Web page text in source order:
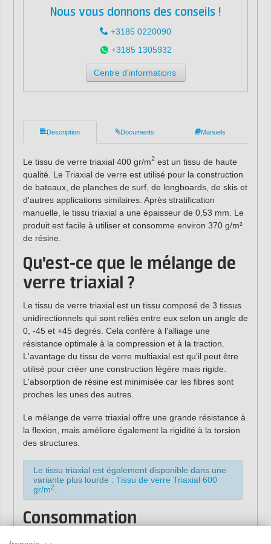
Nous vous donnons des conseils !
+3185 0220090
+3185 1305932
Centre d'informations
Description Documents Manuels
Le tissu de verre triaxial 400 gr/m2est un tissu de haute
qualité. Le Triaxial de verre est utilisé pour la construction
de bateaux, de planches de surf, de longboards, de skis et
d'autres applications similaires. Après stratification
manuelle, le tissu triaxial a une épaisseur de 0,53 mm. Le
produit est facile à utiliser et consomme environ 370 g/m²
de résine.
Qu'est-ce que le mélange de
verre triaxial ?
Le tissu de verre triaxial est un tissu composé de 3 tissus
unidirectionnels qui sont reliés entre eux selon un angle de
0, -45 et +45 degrés. Cela confère à l'alliage une
résistance optimale à la compression et à la traction.
L'avantage du tissu de verre multiaxial est qu'il peut être
utilisé pour créer une construction légère mais rigide.
L'absorption de résine est minimisée car les fibres sont
proches les unes des autres.
Le mélange de verre triaxial offre une grande résistance à
la flexion, mais améliore également la rigidité à la torsion
des structures.
Le tissu triaxial est également disponible dans une
variante plus lourde : Tissu de verre Triaxial 600
gr/m2.
Consommation